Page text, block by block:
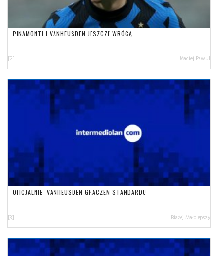
PINAMONTI I VANHEUSDEN JESZCZE WRÓCĄ
[2] Maciej Pawul
OFICJALNIE: VANHEUSDEN GRACZEM STANDARDU
[3] Błażej Małolepszy